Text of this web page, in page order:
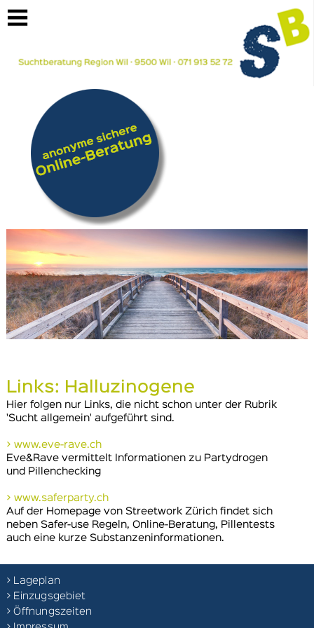
wil.ch/suchtformen/halluzinogene
Links: Halluzinogene
Hier folgen nur Links, die nicht schon unter der Rubrik
'Sucht allgemein' aufgeführt sind.
> www.eve-rave.ch
Eve&Rave vermittelt Informationen zu Partydrogen
und Pillenchecking
> www.saferparty.ch
Auf der Homepage von Streetwork Zürich findet sich
neben Safer-use Regeln, Online-Beratung, Pillentests
auch eine kurze Substanzeninformationen.
> Lageplan
> Einzugsgebiet
> Öffnungszeiten